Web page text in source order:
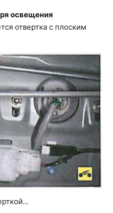
освещения
отвертка с плоским